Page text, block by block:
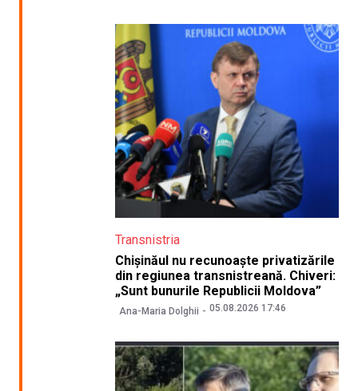
Transnistria
Chișinăul nu recunoaște privatizările
din regiunea transnistreană. Chiveri:
„Sunt bunurile Republicii Moldova”
Ana-Maria Dolghii 05.08.2026 17:46